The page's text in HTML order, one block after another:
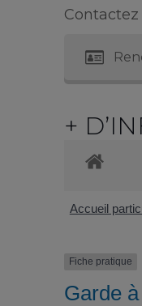
Contactez
+
Accueil
Fiche pratique
Garde